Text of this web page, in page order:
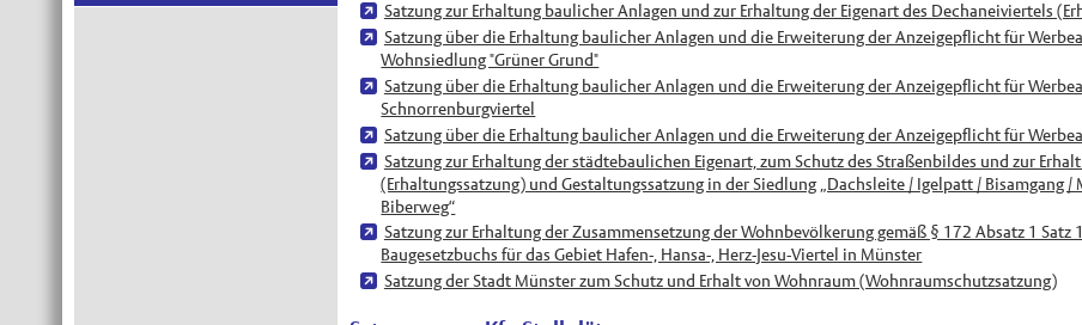
Satzung zur Erhaltung baulicher Anlagen und zur Erhaltung der Eigenart des Dechaneiviertels
Satzung über die Erhaltung baulicher Anlagen und die Erweiterung der Anzeigepflicht für
Wohnsiedlung "Grüner Grund"
Satzung über die Erhaltung baulicher Anlagen und die Erweiterung der Anzeigepflicht für
Schnorrenburgviertel
Satzung über die Erhaltung baulicher Anlagen und die Erweiterung der Anzeigepflicht für
Satzung zur Erhaltung der städtebaulichen Eigenart, zum Schutz des Straßenbildes und zur
(Erhaltungssatzung) und Gestaltungssatzung in der Siedlung „Dachsleite / Igelpatt / Bisamgang
Biberweg“
Satzung zur Erhaltung der Zusammensetzung der Wohnbevölkerung gemäß § 172 Absatz 1 Satz
Baugesetzbuchs für das Gebiet Hafen-, Hansa-, Herz-Jesu-Viertel in Münster
Satzung der Stadt Münster zum Schutz und Erhalt von Wohnraum (Wohnraumschutzsatzung)